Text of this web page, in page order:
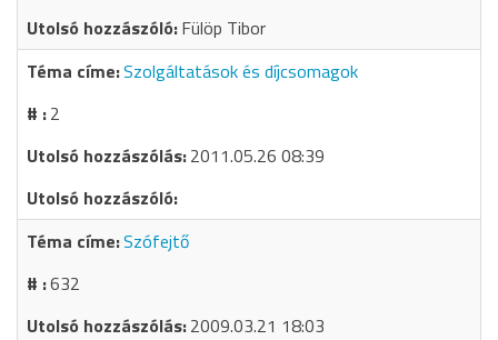
Fülöp Tibor
Szolgáltatások és díjcsomagok
2
2011.05.26 08:39
Szófejtő
632
2009.03.21 18:03